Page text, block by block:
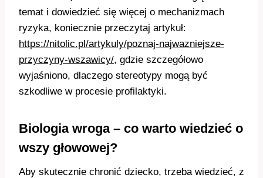
temat i dowiedzieć się więcej o mechanizmach
ryzyka, koniecznie przeczytaj artykuł:
https://nitolic.pl/artykuly/poznaj-najwazniejsze-
przyczyny-wszawicy/, gdzie szczegółowo
wyjaśniono, dlaczego stereotypy mogą być
szkodliwe w procesie profilaktyki.
Biologia wroga – co warto wiedzieć o
wszy głowowej?
Aby skutecznie chronić dziecko, trzeba wiedzieć, z